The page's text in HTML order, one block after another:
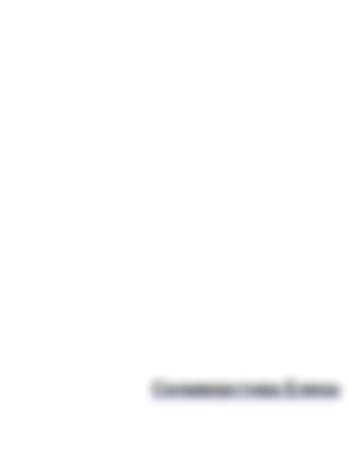
Селиверстова Елена